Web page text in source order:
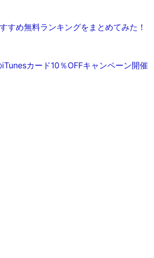
すめ無料ランキングをまとめてみた！
カード10％OFFキャンペーン開催